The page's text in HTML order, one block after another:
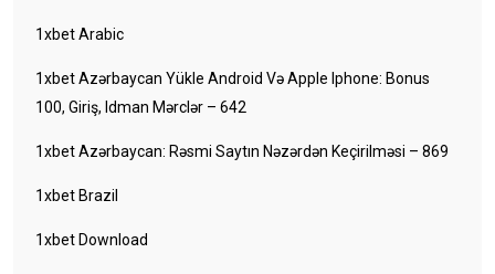
1xbet Arabic
1xbet Azərbaycan Yükle Android Və Apple Iphone: Bonus
100, Giriş, Idman Mərclər – 642
1xbet Azərbaycan: Rəsmi Saytın Nəzərdən Keçirilməsi – 869
1xbet Brazil
1xbet Download